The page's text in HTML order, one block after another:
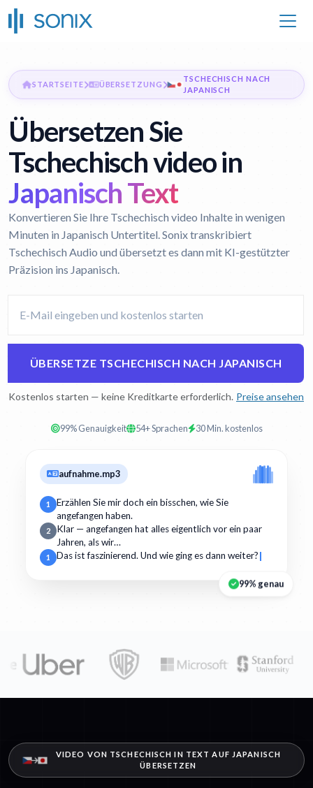
STARTSEITE ÜBERSETZUNG
TSCHECHISCH NACH
JAPANISCH
Übersetzen Sie
Tschechisch video in
Japanisch Text
Konvertieren Sie Ihre Tschechisch video Inhalte in wenigen
Minuten in Japanisch Untertitel. Sonix transkribiert
Tschechisch Audio und übersetzt es dann mit KI-gestützter
Präzision ins Japanisch.
ÜBERSETZE TSCHECHISCH NACH JAPANISCH
Kostenlos starten — keine Kreditkarte erforderlich. Preise ansehen
99% Genauigkeit 54+ Sprachen 30 Min. kostenlos
aufnahme.mp3
1
Erzählen Sie mir doch ein bisschen, wie Sie
angefangen haben.
2
Klar — angefangen hat alles eigentlich vor ein paar
Jahren, als wir…
1 Das ist faszinierend. Und wie ging es dann weiter?
99% genau
VIDEO VON TSCHECHISCH IN TEXT AUF JAPANISCH
ÜBERSETZEN